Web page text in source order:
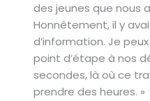
des jeunes que nous
Honnêtement, il y
d’information. Je
point d’étape à nos
secondes, là où ce
prendre des heures. »